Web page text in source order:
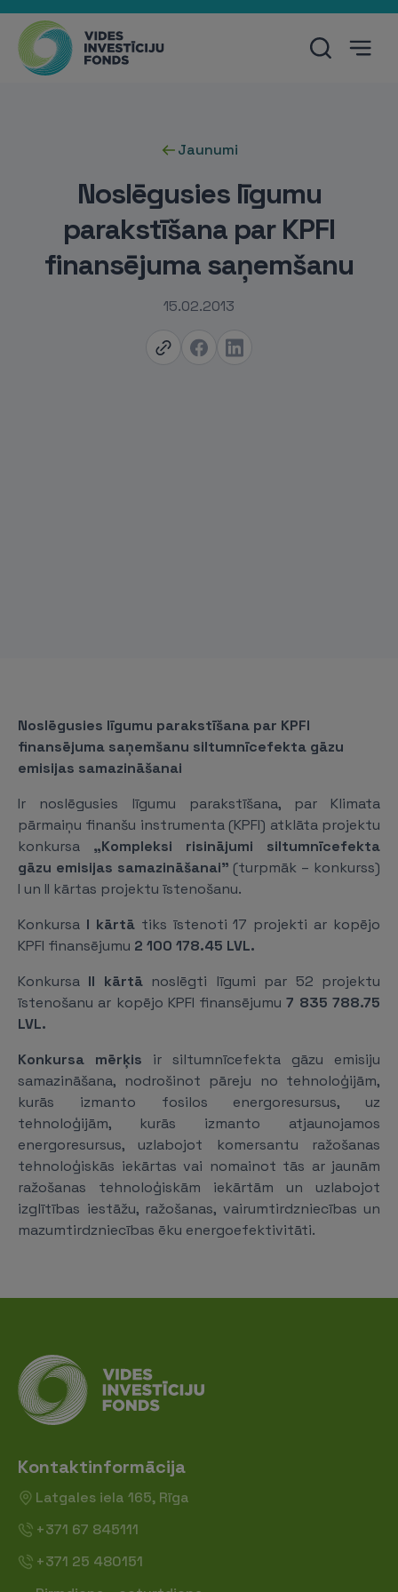
Jaunumi
Noslēgusies līgumu
parakstīšana par KPFI
finansējuma saņemšanu
15.02.2013
Noslēgusies līgumu parakstīšana par KPFI
finansējuma saņemšanu siltumnīcefekta gāzu
emisijas samazināšanai
Ir noslēgusies līgumu parakstīšana, par Klimata
pārmaiņu finanšu instrumenta (KPFI) atklāta projektu
konkursa „Kompleksi risinājumi siltumnīcefekta
gāzu emisijas samazināšanai” (turpmāk – konkurss)
I un II kārtas projektu īstenošanu.
Konkursa I kārtātiks īstenoti 17 projekti ar kopējo
KPFI finansējumu 2 100 178.45 LVL.
Konkursa II kārtānoslēgti līgumi par 52 projektu
īstenošanu ar kopējo KPFI finansējumu7 835 788.75
LVL.
Konkursa mērķis ir siltumnīcefekta gāzu emisiju
samazināšana, nodrošinot pāreju no tehnoloģijām,
kurās izmanto fosilos energoresursus, uz
tehnoloģijām, kurās izmanto atjaunojamos
energoresursus, uzlabojot komersantu ražošanas
tehnoloģiskās iekārtas vai nomainot tās ar jaunām
ražošanas tehnoloģiskām iekārtām un uzlabojot
izglītības iestāžu, ražošanas, vairumtirdzniecības un
mazumtirdzniecības ēku energoefektivitāti.
Kontaktinformācija
Latgales iela 165, Rīga
+371 67 845111
+371 25 480151